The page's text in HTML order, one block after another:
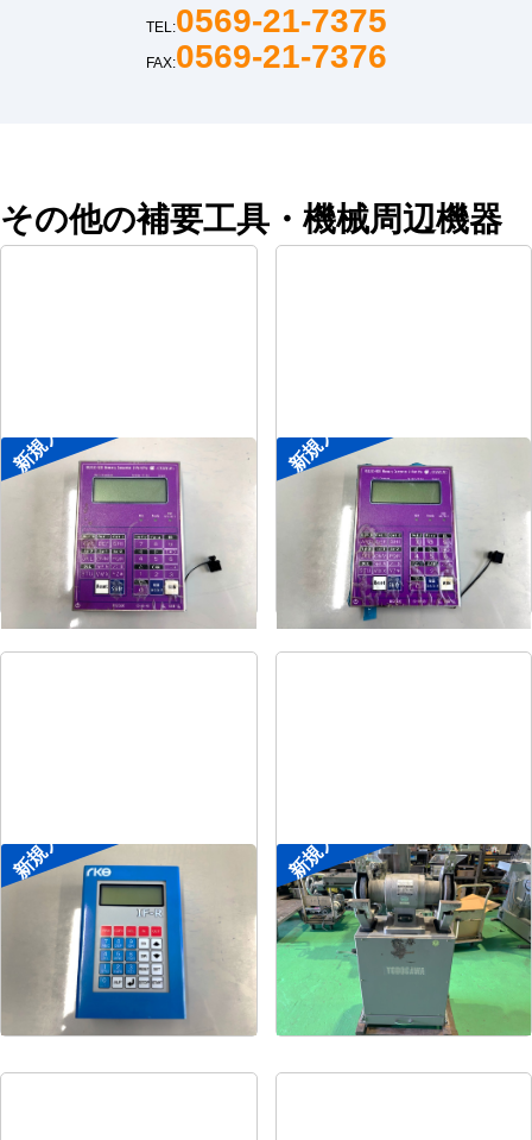
TEL:0569-21-7375
FAX:0569-21-7376
その他の補要工具・機械周辺機器
新規入荷
ポータブル入出力装置
協立アスリック
式U-Port Pro
式-
新規入荷
ポータブル入出力装置
メーカー 協立アスリック
式U-Port Pro
式-
新規入荷
ポータブル入出力装置
メーカー
菱電工機エンジニアリ
ング
式 IF-R
新規入荷
両頭グラインダー
メーカー 淀川電機
形 FG-255T
式